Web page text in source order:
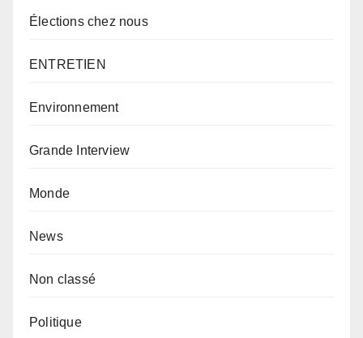
Élections chez nous
ENTRETIEN
Environnement
Grande Interview
Monde
News
Non classé
Politique